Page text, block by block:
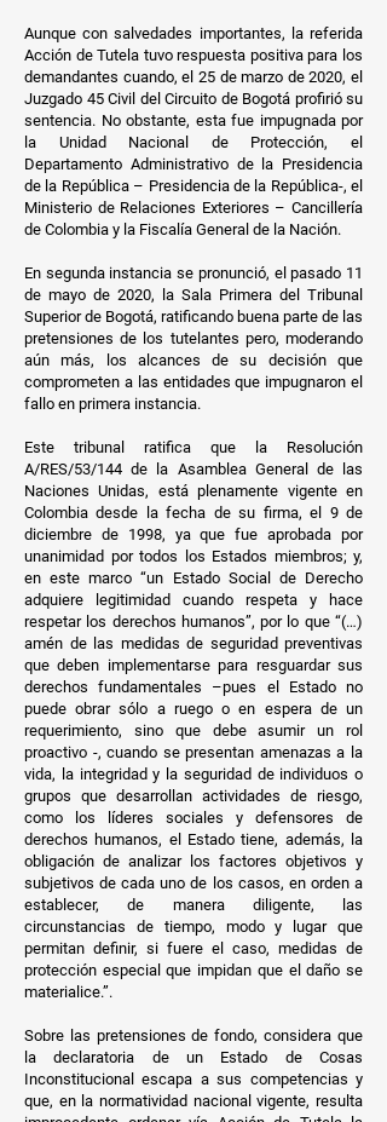
Aunque con salvedades importantes, la referida
Acción de Tutela tuvo respuesta positiva para los
demandantes cuando, el 25 de marzo de 2020, el
Juzgado 45 Civil del Circuito de Bogotá profirió su
sentencia. No obstante, esta fue impugnada por
la Unidad Nacional de Protección, el
Departamento Administrativo de la Presidencia
de la República – Presidencia de la República-, el
Ministerio de Relaciones Exteriores – Cancillería
de Colombia y la Fiscalía General de la Nación.
En segunda instancia se pronunció, el pasado 11
de mayo de 2020, la Sala Primera del Tribunal
Superior de Bogotá, ratificando buena parte de las
pretensiones de los tutelantes pero, moderando
aún más, los alcances de su decisión que
comprometen a las entidades que impugnaron el
fallo en primera instancia.
Este tribunal ratifica que la Resolución
A/RES/53/144 de la Asamblea General de las
Naciones Unidas, está plenamente vigente en
Colombia desde la fecha de su firma, el 9 de
diciembre de 1998, ya que fue aprobada por
unanimidad por todos los Estados miembros; y,
en este marco “un Estado Social de Derecho
adquiere legitimidad cuando respeta y hace
respetar los derechos humanos”, por lo que “(…)
amén de las medidas de seguridad preventivas
que deben implementarse para resguardar sus
derechos fundamentales –pues el Estado no
puede obrar sólo a ruego o en espera de un
requerimiento, sino que debe asumir un rol
proactivo -, cuando se presentan amenazas a la
vida, la integridad y la seguridad de individuos o
grupos que desarrollan actividades de riesgo,
como los líderes sociales y defensores de
derechos humanos, el Estado tiene, además, la
obligación de analizar los factores objetivos y
subjetivos de cada uno de los casos, en orden a
establecer, de manera diligente, las
circunstancias de tiempo, modo y lugar que
permitan definir, si fuere el caso, medidas de
protección especial que impidan que el daño se
materialice.”.
Sobre las pretensiones de fondo, considera que
la declaratoria de un Estado de Cosas
Inconstitucional escapa a sus competencias y
que, en la normatividad nacional vigente, resulta